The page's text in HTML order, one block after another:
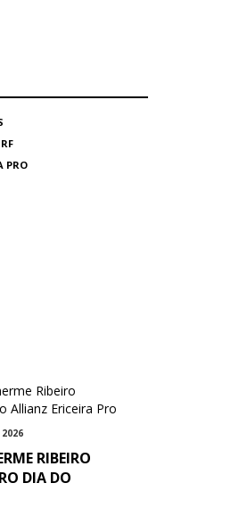
PRO
2026
RIBEIRO
DIA DO